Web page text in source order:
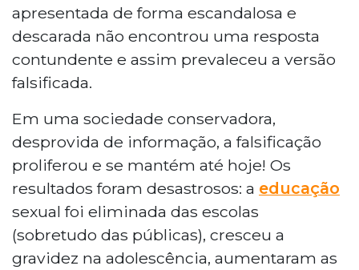
apresentada de forma escandalosa e
descarada não encontrou uma resposta
contundente e assim prevaleceu a versão
falsificada.
Em uma sociedade conservadora,
desprovida de informação, a falsificação
proliferou e se mantém até hoje! Os
resultados foram desastrosos: a educação
sexual foi eliminada das escolas
(sobretudo das públicas), cresceu a
gravidez na adolescência, aumentaram as